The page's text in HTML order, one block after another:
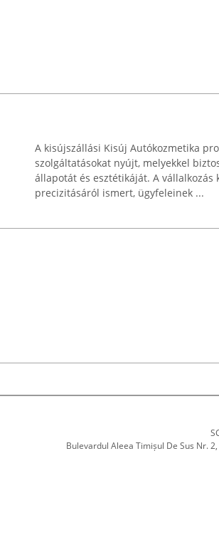
A kisújszállási Kisúj Autókozmetika
szolgáltatásokat nyújt, melyekkel
állapotát és esztétikáját. A
precizitásáról ismert, ügyfeleinek ...
Bulevardul Aleea Timișul De Sus Nr. 2,